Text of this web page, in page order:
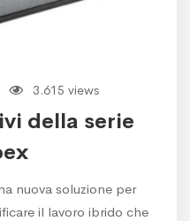
3.615 views
della serie
nuova soluzione per
il lavoro ibrido che